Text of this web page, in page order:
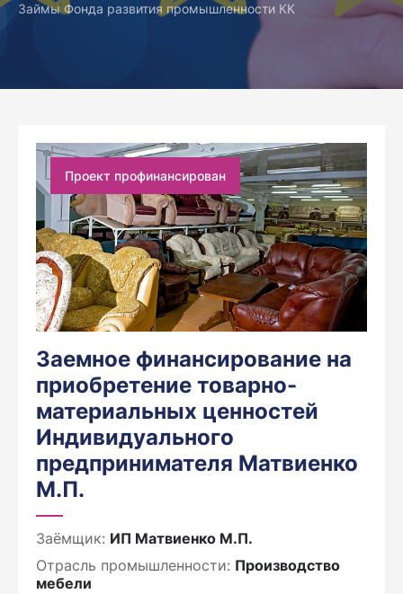
Займы Фонда развития промышленности КК
Проект профинансирован
Заемное финансирование на
приобретение товарно-
материальных ценностей
Индивидуального
предпринимателя Матвиенко
М.П.
Заёмщик: ИП Матвиенко М.П.
Отрасль промышленности: Производство
мебели